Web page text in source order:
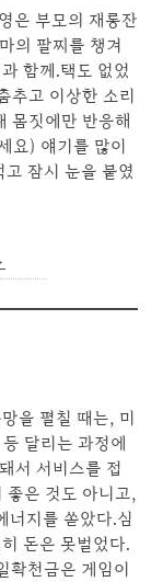
은 부모의 재롱잔
의 팔찌를 챙겨
함께.택도 없었
추고 이상한 소리
몸짓에만 반응해
요) 얘기를 많이
잠시 눈을 붙였
을 펼칠 때는, 미
달리는 과정에
서 서비스를 접
좋은 것도 아니고,
너지를 쏟았다.심
돈은 못벌었다.
확천금은 게임이